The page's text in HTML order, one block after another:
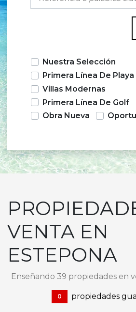
Nuestra Selección
Primera Línea De Playa
Villas Modernas
Primera Línea De Golf
Obra Nueva
VENTA EN
ESTEPONA
Enseñando 39 propiedades en
0 propiedades